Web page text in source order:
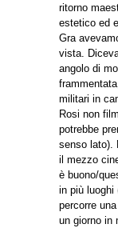
ritorno
estetico ed
Gra
vista.
angolo di
militari in
Rosi non
potrebbe
senso lato).
il mezzo
è buono/
in più luoghi
percorre
un giorno in